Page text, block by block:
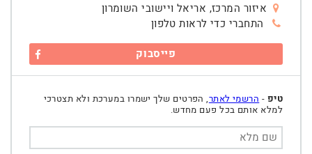
איזור המרכז, אריאל ויישובי השומרון
התחברי כדי לראות טלפון
פייסבוק
טיפ - הרשמי לאתר, הפרטים שלך ישמרו במערכת ולא תצטרכי
למלא אותם בכל פעם מחדש.